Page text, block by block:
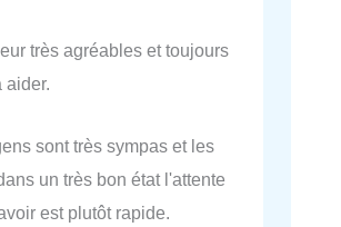
très agréables et toujours
aider.
sont très sympas et les
un très bon état l'attente
est plutôt rapide.